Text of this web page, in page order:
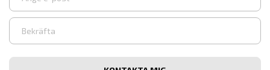
Ange
e-
Bekräfta